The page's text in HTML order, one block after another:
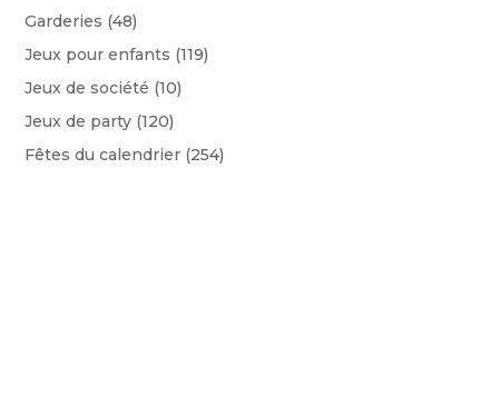
Garderies (48)
Jeux pour enfants (119)
Jeux de société (10)
Jeux de party (120)
Fêtes du calendrier (254)